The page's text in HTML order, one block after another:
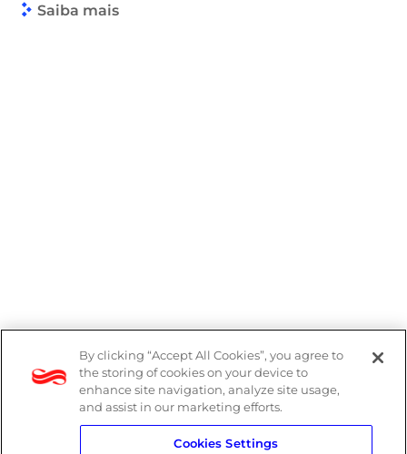
Saiba mais
Denúncias
Política de Privacidade
Política do Sistema de Gestão Integrado
By clicking “Accept All Cookies”, you agree to
the storing of cookies on your device to
enhance site navigation, analyze site usage,
and assist in our marketing efforts.
Cookies Settings